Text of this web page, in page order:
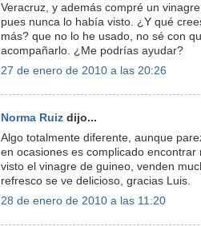
Veracruz, y además compré un
pues nunca lo había visto. ¿Y qué
más? que no lo he usado, no sé con
acompañarlo. ¿Me podrías ayudar?
27 de enero de 2010 a las 20:26
Norma Ruiz dijo...
Algo totalmente diferente, aunque
en ocasiones es complicado
visto el vinagre de guineo, venden
refresco se ve delicioso, gracias Luis.
28 de enero de 2010 a las 11:20